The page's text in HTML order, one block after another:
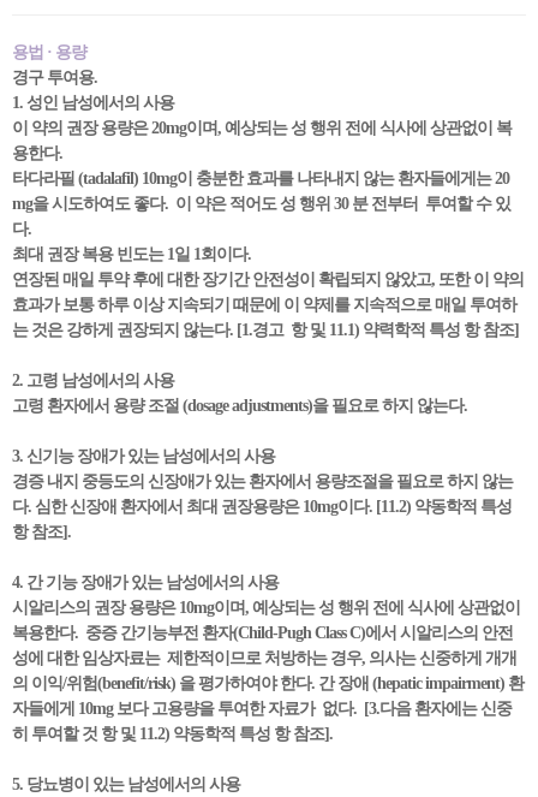
용법 · 용량
경구 투여용.
1. 성인 남성에서의 사용
이 약의 권장 용량은 20mg이며, 예상되는 성 행위 전에 식사에 상관없이 복
용한다.
타다라필 (tadalafil) 10mg이 충분한 효과를 나타내지 않는 환자들에게는 20
mg을 시도하여도 좋다. 이 약은 적어도 성 행위 30 분 전부터 투여할 수 있
다.
최대 권장 복용 빈도는 1일 1회이다.
연장된 매일 투약 후에 대한 장기간 안전성이 확립되지 않았고, 또한 이 약의
효과가 보통 하루 이상 지속되기 때문에 이 약제를 지속적으로 매일 투여하
는 것은 강하게 권장되지 않는다. [1.경고 항 및 11.1) 약력학적 특성 항 참조]
2. 고령 남성에서의 사용
고령 환자에서 용량 조절 (dosage adjustments)을 필요로 하지 않는다.
3. 신기능 장애가 있는 남성에서의 사용
경증 내지 중등도의 신장애가 있는 환자에서 용량조절을 필요로 하지 않는
다. 심한 신장애 환자에서 최대 권장용량은 10mg이다. [11.2) 약동학적 특성
항 참조].
4. 간 기능 장애가 있는 남성에서의 사용
시알리스의 권장 용량은 10mg이며, 예상되는 성 행위 전에 식사에 상관없이
복용한다. 중증 간기능부전 환자(Child-Pugh Class C)에서 시알리스의 안전
성에 대한 임상자료는 제한적이므로 처방하는 경우, 의사는 신중하게 개개
의 이익/위험(benefit/risk) 을 평가하여야 한다. 간 장애 (hepatic impairment) 환
자들에게 10mg 보다 고용량을 투여한 자료가 없다. [3.다음 환자에는 신중
히 투여할 것 항 및 11.2) 약동학적 특성 항 참조].
5. 당뇨병이 있는 남성에서의 사용